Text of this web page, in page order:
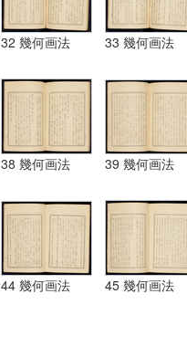
32 幾何画法 33 幾何画法
38 幾何画法 39 幾何画法
44 幾何画法 45 幾何画法